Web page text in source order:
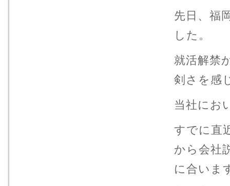
先日、福
した。
就活解禁
剣さを感
当社にお
すでに直
から会社
に合いま